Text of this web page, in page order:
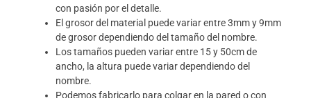
con pasión por el detalle.
El grosor del material puede variar entre 3mm y 9mm
de grosor dependiendo del tamaño del nombre.
Los tamaños pueden variar entre 15 y 50cm de
ancho, la altura puede variar dependiendo del
nombre.
Podemos fabricarlo para colgar en la pared o con